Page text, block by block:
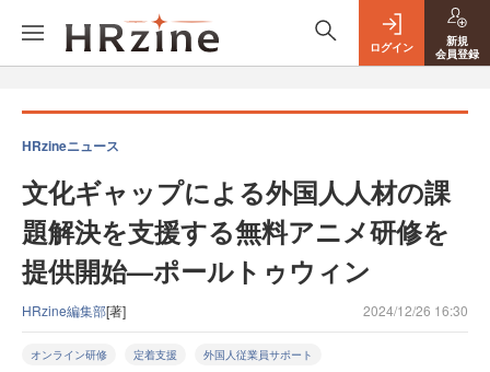
ログイン
新規
会員登録
HRzineニュース
文化ギャップによる外国人人材の課
題解決を支援する無料アニメ研修を
提供開始—ポールトゥウィン
HRzine編集部[著] 2024/12/26 16:30
オンライン研修 定着支援 外国人従業員サポート